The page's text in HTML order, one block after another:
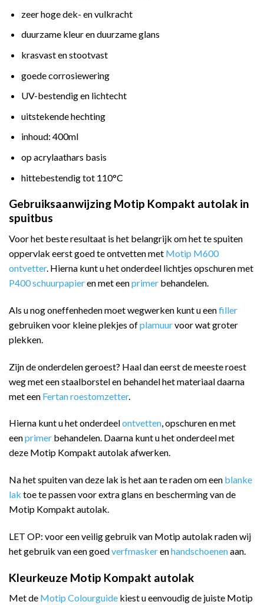
zeer hoge dek- en vulkracht
duurzame kleur en duurzame glans
krasvast en stootvast
goede corrosiewering
UV-bestendig en lichtecht
uitstekende hechting
inhoud: 400ml
op acrylaathars basis
hittebestendig tot 110°C
Gebruiksaanwijzing Motip Kompakt autolak in
spuitbus
Voor het beste resultaat is het belangrijk om het te spuiten
oppervlak eerst goed te ontvetten met Motip M600
ontvetter. Hierna kunt u het onderdeel lichtjes opschuren met
P400 schuurpapieren met eenprimer behandelen.
Als u nog oneffenheden moet wegwerken kunt u eenfiller
gebruiken voor kleine plekjes ofplamuurvoor wat groter
plekken.
Zijn de onderdelen geroest? Haal dan eerst de meeste roest
weg met een staalborstel en behandel het materiaal daarna
met een Fertan roestomzetter.
Hierna kunt u het onderdeelontvetten, opschuren en met
eenprimer behandelen. Daarna kunt u het onderdeel met
deze Motip Kompakt autolak afwerken.
Na het spuiten van deze lak is het aan te raden om een blanke
lak toe te passen voor extra glans en bescherming van de
Motip Kompakt autolak.
LET OP: voor een veilig gebruik van Motip autolak raden wij
het gebruik van een goedverfmaskerenhandschoenenaan.
Kleurkeuze Motip Kompakt autolak
Met de Motip Colourguide kiest u eenvoudig de juiste Motip